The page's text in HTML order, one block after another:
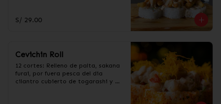
S/ 29.00
Cevichin Roll
12 cortes: Relleno de palta, sakana
furai, por fuera pesca del dia
cilantro cubierto de togarashi y